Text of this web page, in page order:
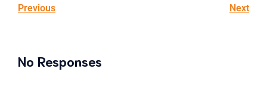
Previous Next
No Responses